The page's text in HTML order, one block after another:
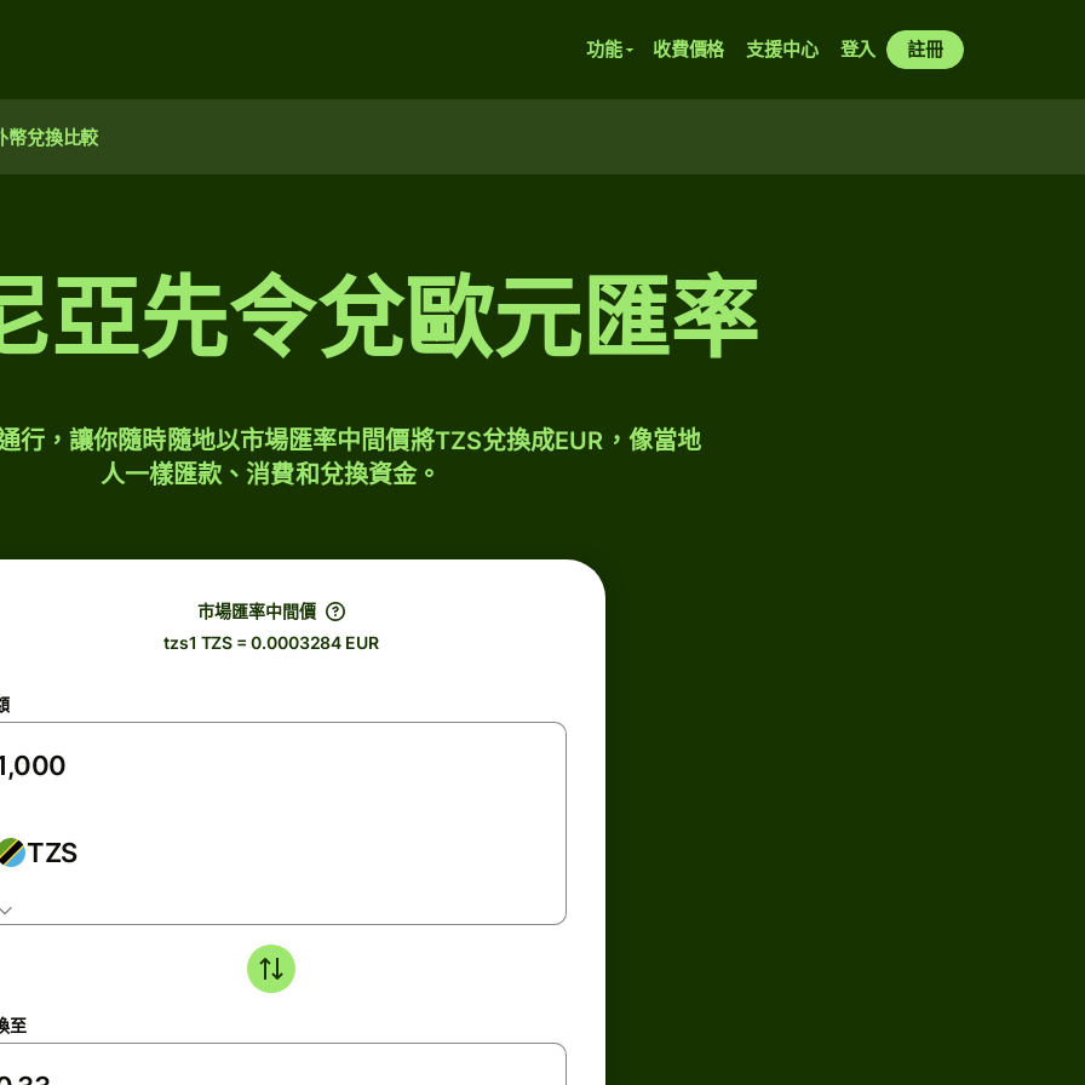
功能 收費價格 支援中心 登入 註冊
幣兌換比較
亞先令兌歐元匯率
行，讓你隨時隨地以市場匯率中間價將TZS兌換成EUR，像當地
人一樣匯款、消費和兌換資金。
市場匯率中間價
tzs1 TZS = 0.0003284 EUR
TZS
至